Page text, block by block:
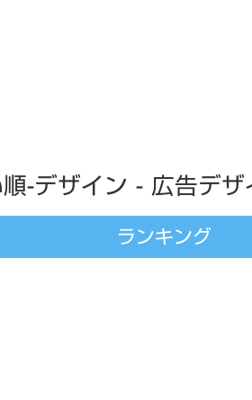
-デザイン - 広告デザ
ランキング